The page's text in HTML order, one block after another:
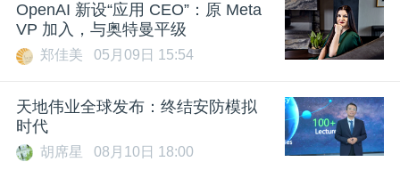
OpenAI 新设“应用 CEO”：原 Meta
VP 加入，与奥特曼平级
郑佳美 05月09日 15:54
天地伟业全球发布：终结安防模拟
时代
胡席星 08月10日 18:00